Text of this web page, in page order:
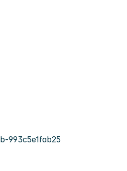
993c5e1fab25